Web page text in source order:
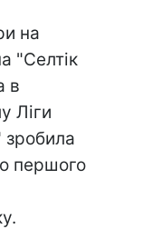
на
"Селтік
в
Ліги
зробила
першого